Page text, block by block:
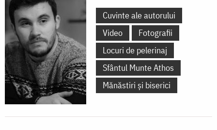
Cuvinte ale autorului
Video
Fotografii
Locuri de pelerinaj
Sfântul Munte Athos
Mănăstiri și biserici